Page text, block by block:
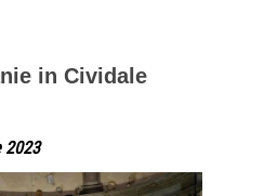
in Cividale
2023